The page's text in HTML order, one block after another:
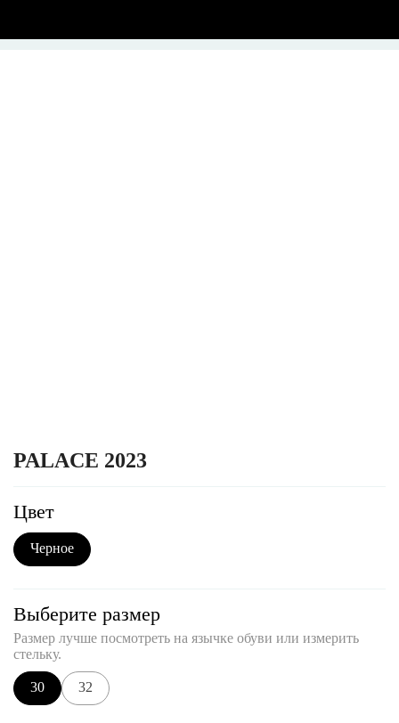
PALACE 2023
Цвет
Черное
Выберите размер
Размер лучше посмотреть на язычке обуви или измерить
стельку.
30 32